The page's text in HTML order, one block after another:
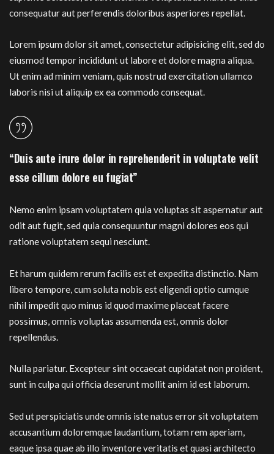
consequatur aut perferendis doloribus asperiores repellat.
Lorem ipsum dolor sit amet, consectetur adipisicing elit, sed do
eiusmod tempor incididunt ut labore et dolore magna aliqua.
Ut enim ad minim veniam, quis nostrud exercitation ullamco
laboris nisi ut aliquip ex ea commodo consequat.
“Duis aute irure dolor in reprehenderit in voluptate velit
esse cillum dolore eu fugiat”
Nemo enim ipsam voluptatem quia voluptas sit aspernatur aut
odit aut fugit, sed quia consequuntur magni dolores eos qui
ratione voluptatem sequi nesciunt.
Et harum quidem rerum facilis est et expedita distinctio. Nam
libero tempore, cum soluta nobis est eligendi optio cumque
nihil impedit quo minus id quod maxime placeat facere
possimus, omnis voluptas assumenda est, omnis dolor
repellendus.
Nulla pariatur. Excepteur sint occaecat cupidatat non proident,
sunt in culpa qui officia deserunt mollit anim id est laborum.
Sed ut perspiciatis unde omnis iste natus error sit voluptatem
accusantium doloremque laudantium, totam rem aperiam,
eaque ipsa quae ab illo inventore veritatis et quasi architecto